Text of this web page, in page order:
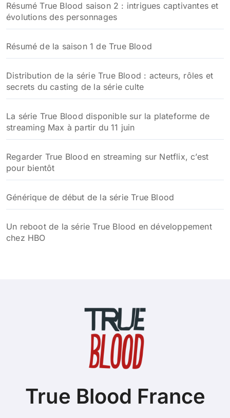
Résumé True Blood saison 2 : intrigues captivantes et
évolutions des personnages
Résumé de la saison 1 de True Blood
Distribution de la série True Blood : acteurs, rôles et
secrets du casting de la série culte
La série True Blood disponible sur la plateforme de
streaming Max à partir du 11 juin
Regarder True Blood en streaming sur Netflix, c’est
pour bientôt
Générique de début de la série True Blood
Un reboot de la série True Blood en développement
chez HBO
True Blood France